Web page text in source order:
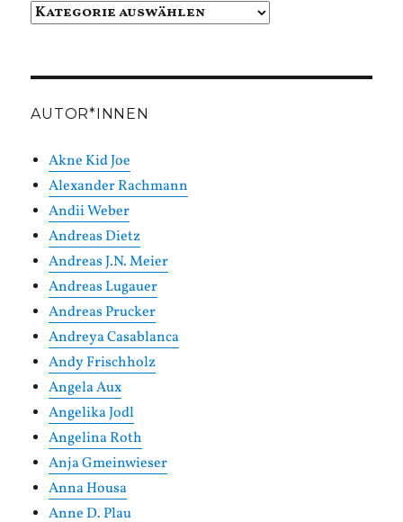
Beiträge
AUTOR*INNEN
Akne Kid Joe
Alexander Rachmann
Andii Weber
Andreas Dietz
Andreas J.N. Meier
Andreas Lugauer
Andreas Prucker
Andreya Casablanca
Andy Frischholz
Angela Aux
Angelika Jodl
Angelina Roth
Anja Gmeinwieser
Anna Housa
Anne D. Plau